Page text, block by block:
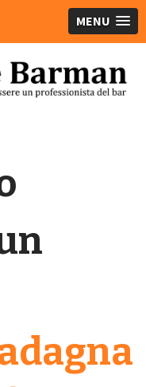
MENU